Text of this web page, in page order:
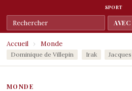
SPORT
Accueil › Monde
Dominique de Villepin Irak
MONDE